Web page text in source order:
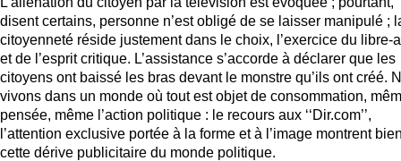
disent certains, personne n’est obligé de se laisser manipulé ;
citoyenneté réside justement dans le choix, l’exercice du libre-
et de l’esprit critique. L’assistance s’accorde à déclarer que les
citoyens ont baissé les bras devant le monstre qu’ils ont créé.
vivons dans un monde où tout est objet de consommation,
pensée, même l’action politique : le recours aux ‘‘Dir.com’’,
l’attention exclusive portée à la forme et à l’image montrent
cette dérive publicitaire du monde politique.